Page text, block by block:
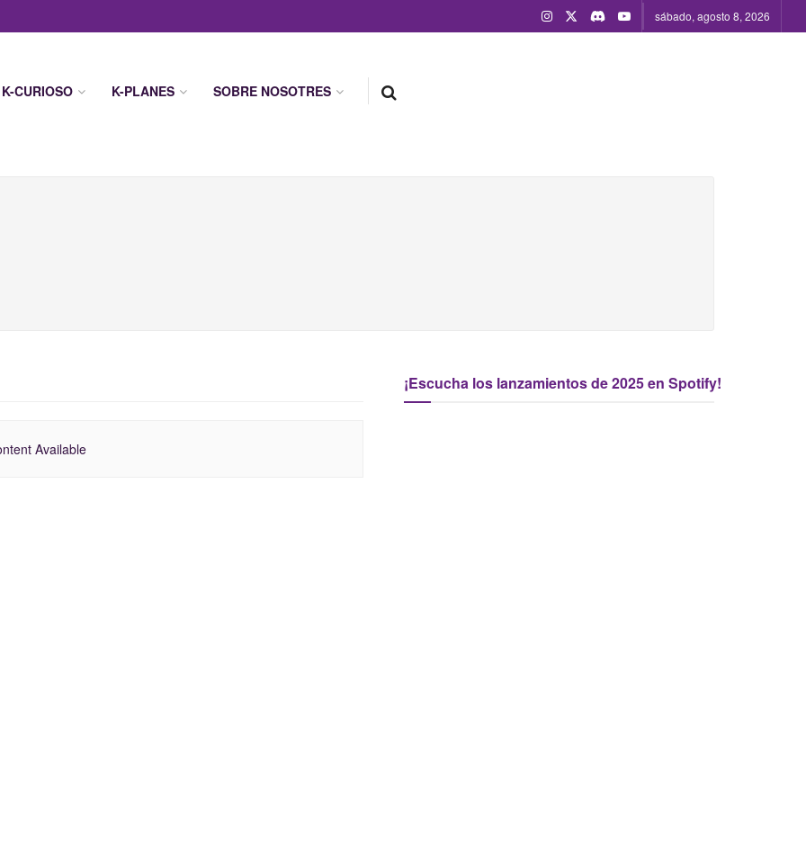
sábado, agosto 8, 2026
K-CURIOSO K-PLANES SOBRE NOSOTRES
Available
¡Escucha los lanzamientos de 2025 en Spotify!